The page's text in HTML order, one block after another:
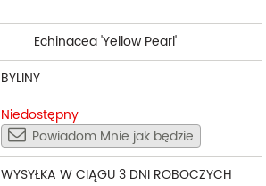
Echinacea 'Yellow Pearl'
BYLINY
Niedostępny
Powiadom Mnie jak będzie
WYSYŁKA W CIĄGU 3 DNI ROBOCZYCH